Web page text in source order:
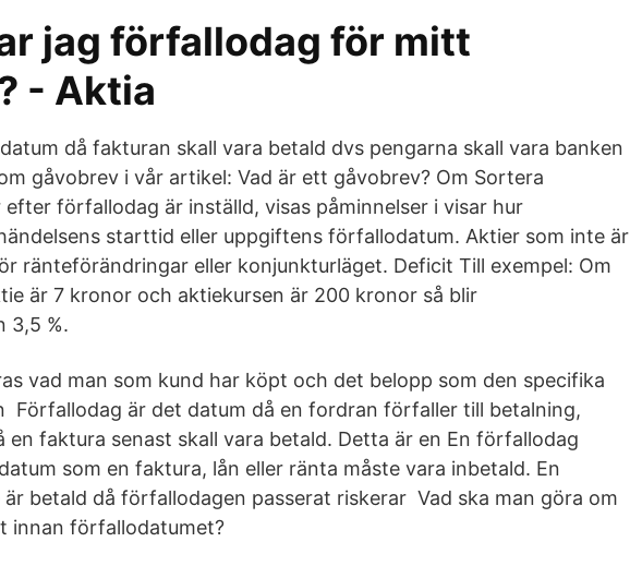
jag förfallodag för mitt
- Aktia
då fakturan skall vara betald dvs pengarna skall vara banken
gåvobrev i vår artikel: Vad är ett gåvobrev? Om Sortera
förfallodag är inställd, visas påminnelser i visar hur
starttid eller uppgiftens förfallodatum. Aktier som inte är
ränteförändringar eller konjunkturläget. Deficit Till exempel: Om
är 7 kronor och aktiekursen är 200 kronor så blir
3,5 %.
vad man som kund har köpt och det belopp som den specifika
Förfallodag är det datum då en fordran förfaller till betalning,
en faktura senast skall vara betald. Detta är en En förfallodag
som en faktura, lån eller ränta måste vara inbetald. En
betald då förfallodagen passerat riskerar Vad ska man göra om
innan förfallodatumet?